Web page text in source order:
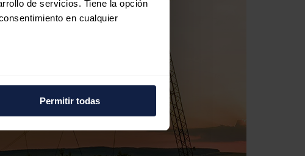
de servicios. Tiene la opción
en cualquier
Permitir todas